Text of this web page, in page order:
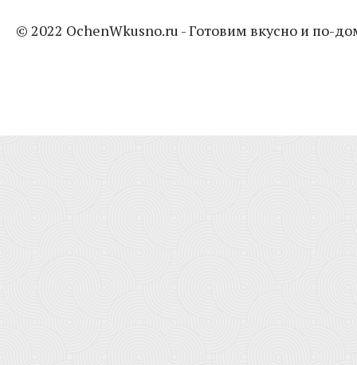
© 2022 OchenWkusno.ru - Готовим вкусно и по-